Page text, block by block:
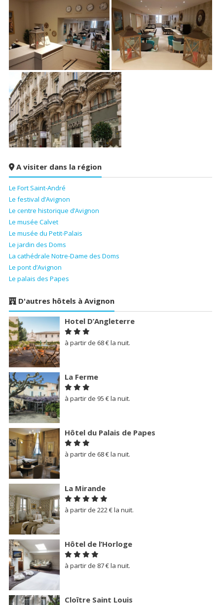
A visiter dans la région
Le Fort Saint-André
Le festival d’Avignon
Le centre historique d’Avignon
Le musée Calvet
Le musée du Petit-Palais
Le jardin des Doms
La cathédrale Notre-Dame des Doms
Le pont d’Avignon
Le palais des Papes
D'autres hôtels à Avignon
Hotel D’Angleterre
à partir de 68 € la nuit.
La Ferme
à partir de 95 € la nuit.
Hôtel du Palais de Papes
à partir de 68 € la nuit.
La Mirande
à partir de 222 € la nuit.
Hôtel de l’Horloge
à partir de 87 € la nuit.
Cloître Saint Louis